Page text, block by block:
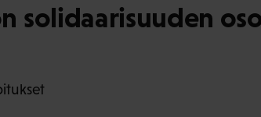
solidaarisuuden